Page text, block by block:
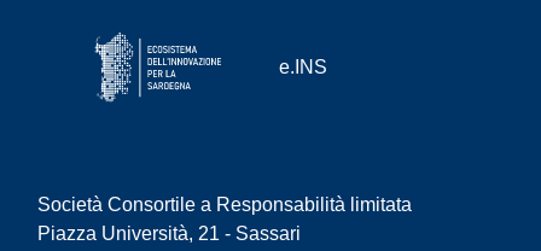
e.INS
Società Consortile a Responsabilità limitata
Piazza Università, 21 - Sassari